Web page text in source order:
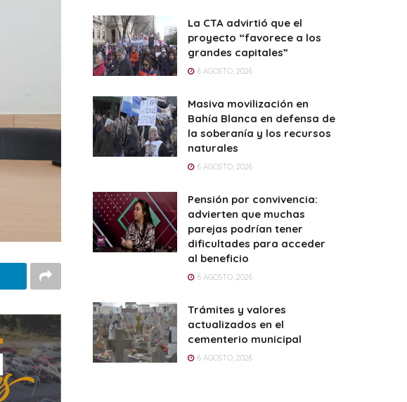
La CTA advirtió que el
proyecto “favorece a los
grandes capitales”
6 AGOSTO, 2026
Masiva movilización en
Bahía Blanca en defensa de
la soberanía y los recursos
naturales
6 AGOSTO, 2026
Pensión por convivencia:
advierten que muchas
parejas podrían tener
dificultades para acceder
al beneficio
6 AGOSTO, 2026
Trámites y valores
actualizados en el
cementerio municipal
6 AGOSTO, 2026